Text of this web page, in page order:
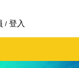
/ 登入